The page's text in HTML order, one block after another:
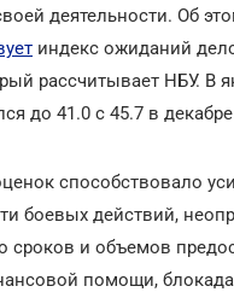
деятельности. Об
индекс ожиданий
рассчитывает НБУ. В
до 41.0 с 45.7 в декабре
способствовало
боевых действий,
сроков и объемов
помощи,